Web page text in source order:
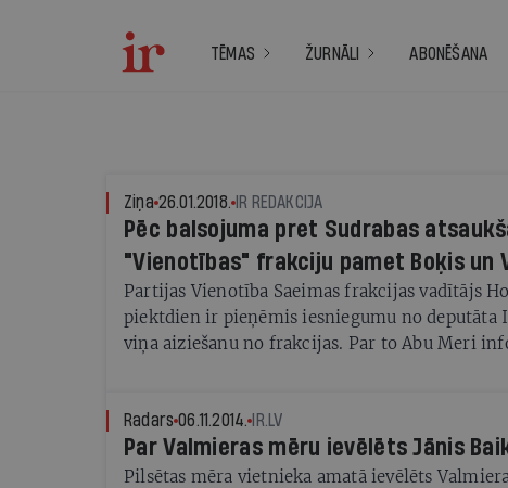
TĒMAS ŽURNĀLI ABONĒŠANA
Ziņa 26.01.2018. IR REDAKCIJA
Pēc balsojuma pret Sudrabas
"Vienotības" frakciju pamet Boķis un
Partijas Vienotība Saeimas frakcijas vadītājs
piektdien ir pieņēmis iesniegumu no deputāta
viņa aiziešanu no frakcijas. Par to Abu Meri
Radars 06.11.2014. IR.LV
Par Valmieras mēru ievēlēts Jānis
Pilsētas mēra vietnieka amatā ievēlēts